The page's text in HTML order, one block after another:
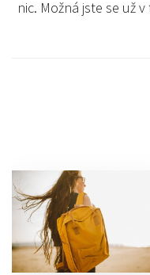
nic. Možná jste se už